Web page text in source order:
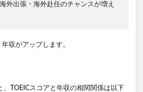
外出張・海外赴任のチャンスが増え
収がアップします。
、TOEICスコアと年収の相関関係は以下